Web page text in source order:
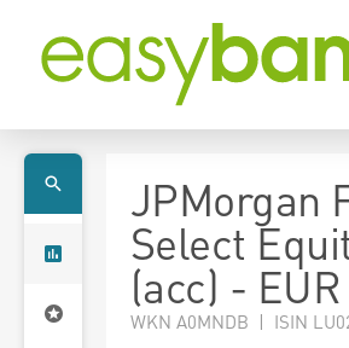
JPMorgan
Select
(acc) -
WKN A0MNDB | ISIN